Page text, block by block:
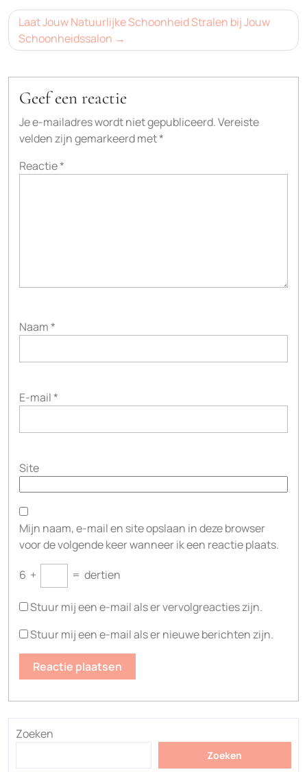
Laat Jouw Natuurlijke Schoonheid Stralen bij Jouw
Schoonheidssalon
Geef een reactie
Je e-mailadres wordt niet gepubliceerd.Vereiste
velden zijn gemarkeerd met*
Reactie*
Naam*
E-mail*
Site
Mijn naam, e-mail en site opslaan in deze browser
voor de volgende keer wanneer ik een reactie plaats.
6 + = dertien
Stuur mij een e-mail als er vervolgreacties zijn.
Stuur mij een e-mail als er nieuwe berichten zijn.
Zoeken
Zoeken